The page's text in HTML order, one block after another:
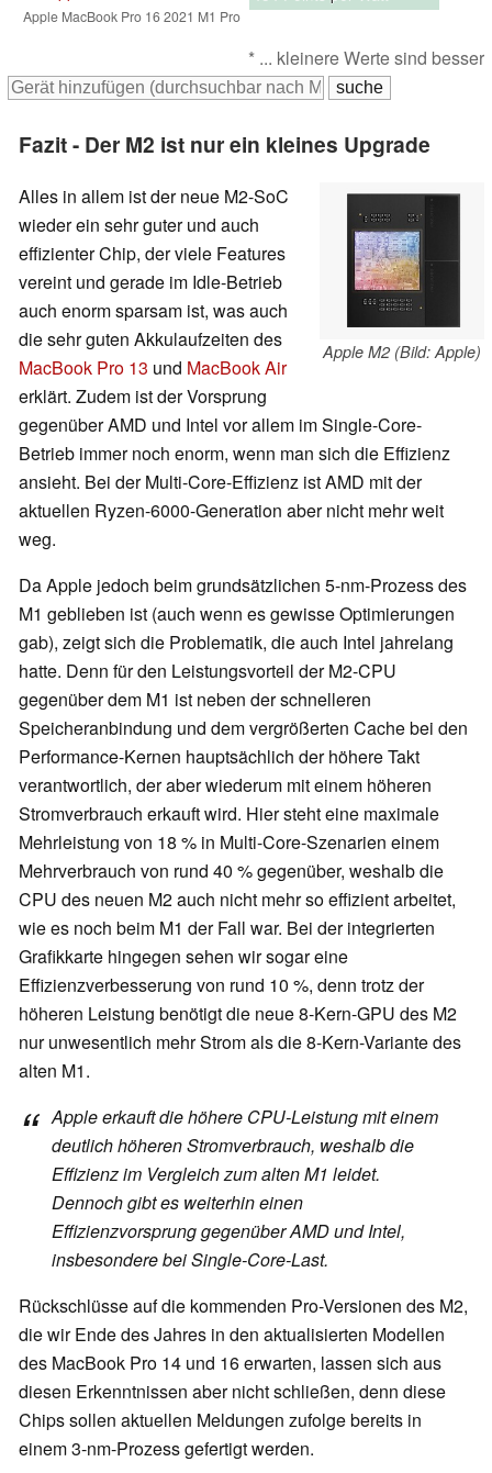
Apple MacBook Pro 16 2021 M1 Pro
* ... kleinere Werte sind besser
Fazit - Der M2 ist nur ein kleines Upgrade
Apple M2 (Bild: Apple)
Alles in allem ist der neue M2-SoC
wieder ein sehr guter und auch
effizienter Chip, der viele Features
vereint und gerade im Idle-Betrieb
auch enorm sparsam ist, was auch
die sehr guten Akkulaufzeiten des
MacBook Pro 13 und MacBook Air
erklärt. Zudem ist der Vorsprung
gegenüber AMD und Intel vor allem im Single-Core-
Betrieb immer noch enorm, wenn man sich die Effizienz
ansieht. Bei der Multi-Core-Effizienz ist AMD mit der
aktuellen Ryzen-6000-Generation aber nicht mehr weit
weg.
Da Apple jedoch beim grundsätzlichen 5-nm-Prozess des
M1 geblieben ist (auch wenn es gewisse Optimierungen
gab), zeigt sich die Problematik, die auch Intel jahrelang
hatte. Denn für den Leistungsvorteil der M2-CPU
gegenüber dem M1 ist neben der schnelleren
Speicheranbindung und dem vergrößerten Cache bei den
Performance-Kernen hauptsächlich der höhere Takt
verantwortlich, der aber wiederum mit einem höheren
Stromverbrauch erkauft wird. Hier steht eine maximale
Mehrleistung von 18 % in Multi-Core-Szenarien einem
Mehrverbrauch von rund 40 % gegenüber, weshalb die
CPU des neuen M2 auch nicht mehr so effizient arbeitet,
wie es noch beim M1 der Fall war. Bei der integrierten
Grafikkarte hingegen sehen wir sogar eine
Effizienzverbesserung von rund 10 %, denn trotz der
höheren Leistung benötigt die neue 8-Kern-GPU des M2
nur unwesentlich mehr Strom als die 8-Kern-Variante des
alten M1.
Apple erkauft die höhere CPU-Leistung mit einem
deutlich höheren Stromverbrauch, weshalb die
Effizienz im Vergleich zum alten M1 leidet.
Dennoch gibt es weiterhin einen
Effizienzvorsprung gegenüber AMD und Intel,
insbesondere bei Single-Core-Last.
Rückschlüsse auf die kommenden Pro-Versionen des M2,
die wir Ende des Jahres in den aktualisierten Modellen
des MacBook Pro 14 und 16 erwarten, lassen sich aus
diesen Erkenntnissen aber nicht schließen, denn diese
Chips sollen aktuellen Meldungen zufolge bereits in
einem 3-nm-Prozess gefertigt werden.